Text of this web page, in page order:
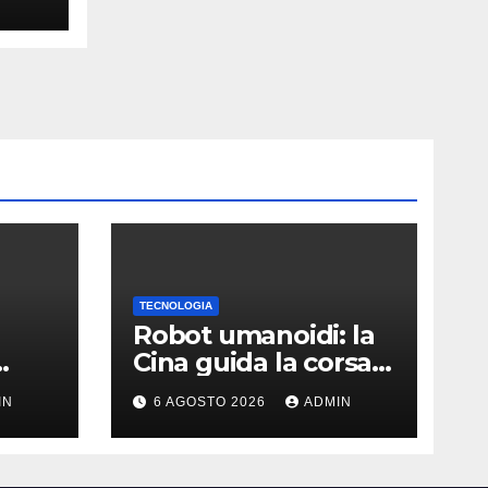
li
TECNOLOGIA
Robot umanoidi: la
Cina guida la corsa
ma gli USA restano
davanti nella qualità
6 AGOSTO 2026 ADMIN